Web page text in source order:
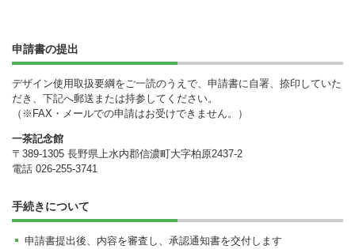
申請書の提出
デザイン使用取扱要綱をご一読のうえで、申請書に自署、捺印していた
だき、下記へ郵送または持参してください。
（※FAX・メールでの申請はお受けできません。）
一茶記念館
〒389-1305 長野県上水内郡信濃町大字柏原2437-2
電話 026-255-3741
手続きについて
申請書提出後、内容を審査し、承認通知書を交付します